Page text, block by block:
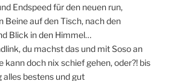
Endspeed für den neuen run,
Beine auf den Tisch, nach den
Blick in den Himmel…
du machst das und mit Soso an
kann doch nix schief gehen, oder?! bis
alles bestens und gut